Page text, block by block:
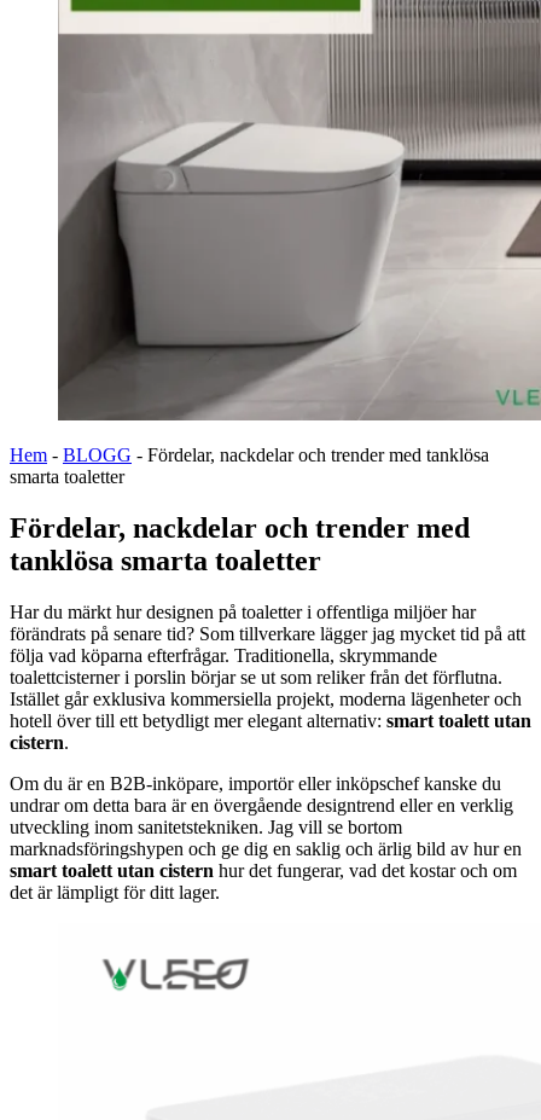
Hem - BLOGG - Fördelar, nackdelar och trender med tanklösa
smarta toaletter
Fördelar, nackdelar och trender med
tanklösa smarta toaletter
Har du märkt hur designen på toaletter i offentliga miljöer har
förändrats på senare tid? Som tillverkare lägger jag mycket tid på att
följa vad köparna efterfrågar. Traditionella, skrymmande
toalettcisterner i porslin börjar se ut som reliker från det förflutna.
Istället går exklusiva kommersiella projekt, moderna lägenheter och
hotell över till ett betydligt mer elegant alternativ: smart toalett utan
cistern.
Om du är en B2B-inköpare, importör eller inköpschef kanske du
undrar om detta bara är en övergående designtrend eller en verklig
utveckling inom sanitetstekniken. Jag vill se bortom
marknadsföringshypen och ge dig en saklig och ärlig bild av hur en
smart toalett utan cistern hur det fungerar, vad det kostar och om
det är lämpligt för ditt lager.